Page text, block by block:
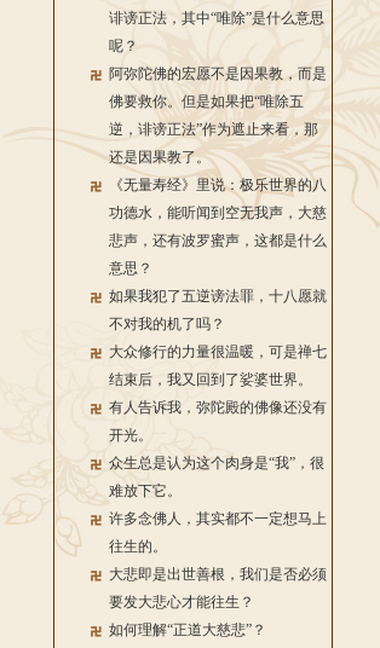
诽谤正法，其中“唯除”是什么意思
呢？
阿弥陀佛的宏愿不是因果教，而是
佛要救你。但是如果把“唯除五
逆，诽谤正法”作为遮止来看，那
还是因果教了。
《无量寿经》里说：极乐世界的八
功德水，能听闻到空无我声，大慈
悲声，还有波罗蜜声，这都是什么
意思？
如果我犯了五逆谤法罪，十八愿就
不对我的机了吗？
大众修行的力量很温暖，可是禅七
结束后，我又回到了娑婆世界。
有人告诉我，弥陀殿的佛像还没有
开光。
众生总是认为这个肉身是“我”，很
难放下它。
许多念佛人，其实都不一定想马上
往生的。
大悲即是出世善根，我们是否必须
要发大悲心才能往生？
如何理解“正道大慈悲”？